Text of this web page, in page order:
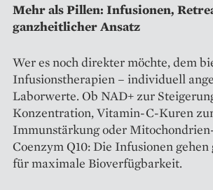
Mehr als Pillen: Infusionen,
ganzheitlicher Ansatz
Wer es noch direkter möchte, dem
Infusionstherapien – individuell
Laborwerte. Ob NAD+ zur
Konzentration, Vitamin-C-Kuren
Immunstärkung oder
Coenzym Q10: Die Infusionen
für maximale Bioverfügbarkeit.